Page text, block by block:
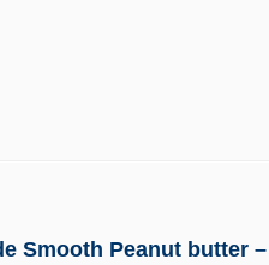
Smooth Peanut butter –